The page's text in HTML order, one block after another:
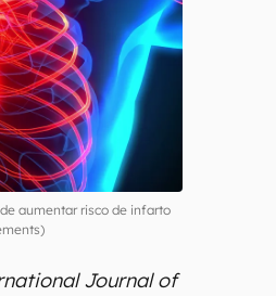
aumentar risco de infarto
Journal of